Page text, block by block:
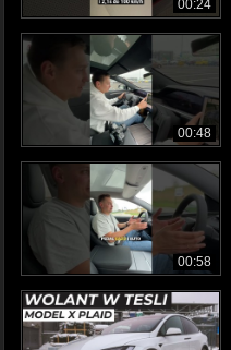
00:24
00:48
00:58